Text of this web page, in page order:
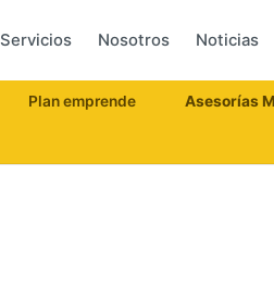
Servicios Nosotros Noticias
Plan emprende Asesorías